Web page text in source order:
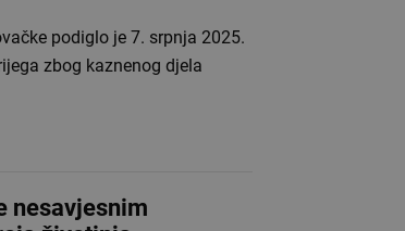
podiglo je 7. srpnja 2025.
zbog kaznenog djela
nesavjesnim